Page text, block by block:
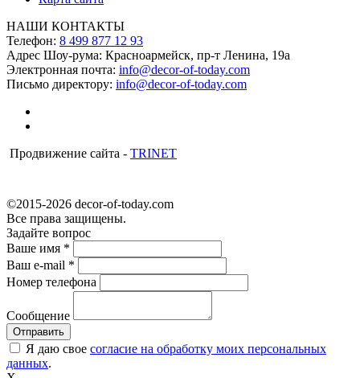
НАШИ КОНТАКТЫ
Телефон: 8 499 877 12 93
Адрес Шоу-рума: Красноармейск, пр-т Ленина, 19а
Электронная почта: info@decor-of-today.com
Письмо директору: info@decor-of-today.com
Продвижение сайта - TRINET
©2015-2026 decor-of-today.com
Все права защищены.
Задайте вопрос
Ваше имя *
Ваш e-mail *
Номер телефона
Сообщение
Я даю свое согласие на обработку моих персональных
данных.